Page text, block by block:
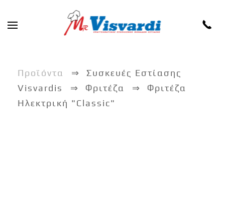
Skip to main content
Προϊόντα
Συσκευές Εστίασης
Visvardis
Φριτέζα
Φριτέζα
Ηλεκτρική "Classic"